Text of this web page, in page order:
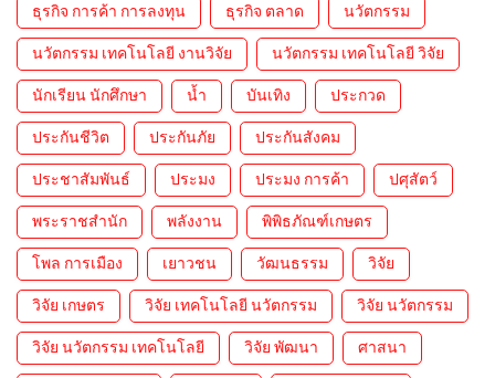
ธุรกิจ การค้า การลงทุน ธุรกิจ ตลาด นวัตกรรม
นวัตกรรม เทคโนโลยี งานวิจัย นวัตกรรม เทคโนโลยี วิจัย
นักเรียน นักศึกษา น้ำ บันเทิง ประกวด
ประกันชีวิต ประกันภัย ประกันสังคม
ประชาสัมพันธ์ ประมง ประมง การค้า ปศุสัตว์
พระราชสำนัก พลังงาน พิพิธภัณฑ์เกษตร
โพล การเมือง เยาวชน วัฒนธรรม วิจัย
วิจัย เกษตร วิจัย เทคโนโลยี นวัตกรรม วิจัย นวัตกรรม
วิจัย นวัตกรรม เทคโนโลยี วิจัย พัฒนา ศาสนา